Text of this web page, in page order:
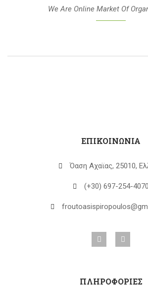
We Are Online Market Of
ΕΠΙΚΟΙΝΩΝΙΑ
Όαση Αχαϊας, 25010,
(+30) 697-254-4070
ΠΛΗΡΟΦΟΡΙΕΣ